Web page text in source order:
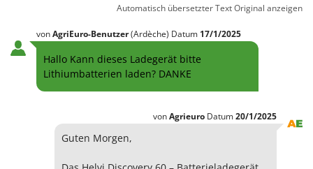
Mockmill
More than chef
MOSA
Mowox
Automatisch übersetzter TextOriginal anzeigen
vonAgriEuro-Benutzer(Ardèche) Datum 17/1/2025
Hallo Kann dieses Ladegerät bitte
Lithiumbatterien laden? DANKE
vonAgrieuro Datum20/1/2025
Guten Morgen,